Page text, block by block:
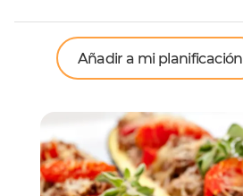
Añadir a mi planificación